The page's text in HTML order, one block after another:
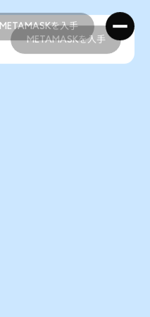
METAMASKを入手
METAMASKを入手
METAMASKを入手